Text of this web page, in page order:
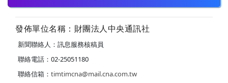
發佈單位名稱：財團法人中央通訊社
新聞聯絡人：訊息服務核稿員
聯絡電話：02-25051180
聯絡信箱： timtimcna@mail.cna.com.tw